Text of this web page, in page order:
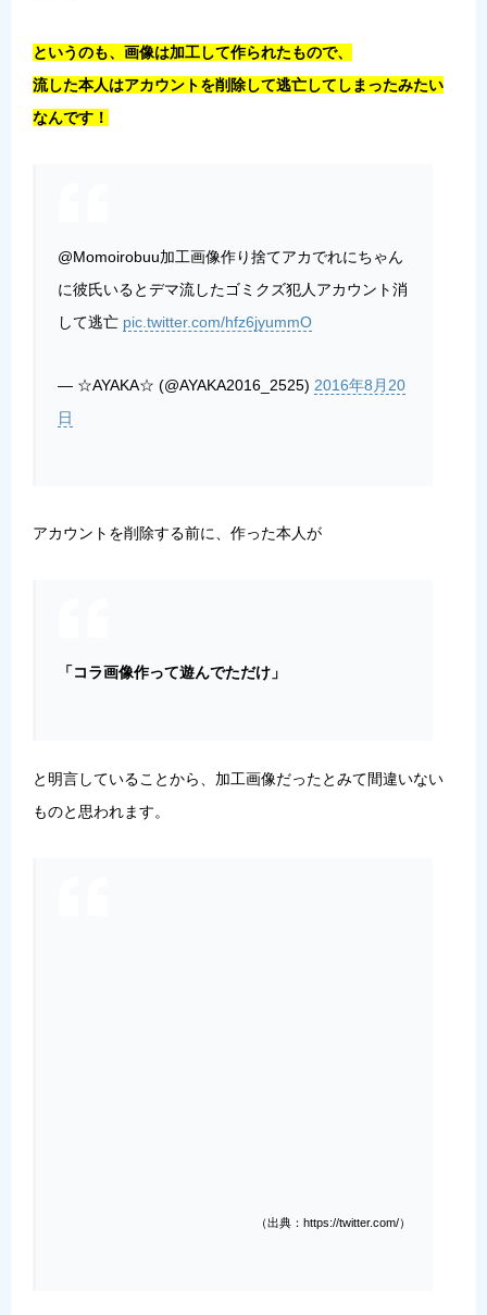
というのも、画像は加工して作られたもので、
流した本人はアカウントを削除して逃亡してしまったみたい
なんです！
@Momoirobuu加工画像作り捨てアカでれにちゃん
に彼氏いるとデマ流したゴミクズ犯人アカウント消
して逃亡 pic.twitter.com/hfz6jyummO
— ☆AYAKA☆ (@AYAKA2016_2525) 2016年8月20
日
アカウントを削除する前に、作った本人が
「コラ画像作って遊んでただけ」
と明言していることから、加工画像だったとみて間違いない
ものと思われます。
（出典：https://twitter.com/）